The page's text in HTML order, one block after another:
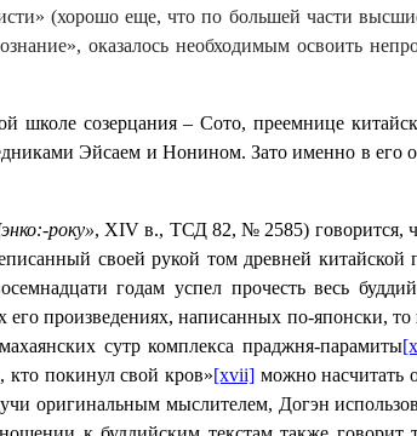
(хорошо еще, что по большей части
оказалось необходимым освоить
созерцания – Сото, преемнице
Эйсаем и Нонином. Зато именно в его
року», XIV в., ТСД 82, № 2585) говорится,
своей рукой том древней
годам успел прочесть весь
произведениях, написанных по-японски,
сутр комплекса праджня-парамиты
кто покинул свой кров»[xvii] можно насчитать
оригинальным мыслителем, Догэн